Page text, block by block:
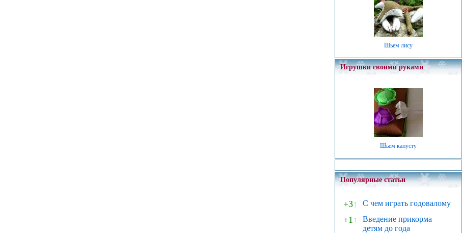
Шьем лису
Игрушки своими руками
Шьем капусту
Популярные статьи
+3↑ С чем играть годовалому
+1↑
Введение прикорма
детям до года